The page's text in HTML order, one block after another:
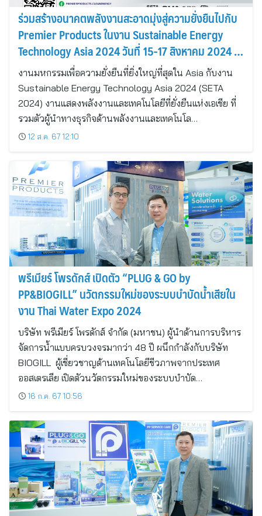
ร่วมสร้างอนาคตพลังงานสะอาดมุ่งสู่ความยั่งยืนไปกับ
Premier Products ในงาน Sustainable Energy
Technology Asia 2024 วันที่ 15-17 สิงหาคม 2024 ณ
ศูนย์นิทรรศการและการประชุมไบเทค กรุงเทพฯ
งานมหกรรมเพื่อความยั่งยืนที่ยิ่งใหญ่ที่สุดใน Asia กับงาน
Sustainable Energy Technology Asia 2024 (SETA
2024) งานแสดงพลังงานและเทคโนโลยีที่ยั่งยืนแห่งเอเชีย ที่
รวมตัวผู้นำทางธุรกิจด้านพลังงานและเทคโนโล…
12 ส.ค. 67 12:10
พรีเมียร์ โพรดักส์ เปิดตัว “PLUG & GO by
PP&BIOGILL” นวัตกรรมใหม่ของระบบบำบัดน้ำเสียใน
งาน Thai Water Expo 2024
บริษัท พรีเมียร์ โพรดักส์ จำกัด (มหาชน) ผู้นำด้านการบริหาร
จัดการน้ำแบบครบวงจรมากว่า 48 ปี ผนึกกำลังกับบริษัท
BIOGILL ผู้เชี่ยวชาญด้านเทคโนโลยีชีวภาพจากประเทศ
ออสเตรเลีย เปิดตัวนวัตกรรมใหม่ของระบบบำบัด…
16 ก.ค. 67 10:56